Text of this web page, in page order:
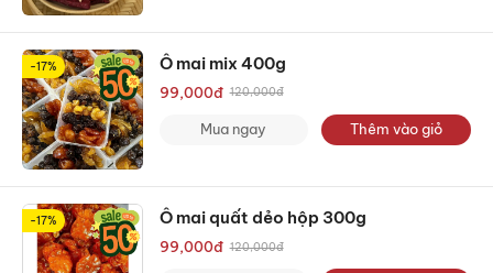
-17% Ô mai mix 400g
99,000đ 120,000đ
Mua ngay Thêm vào giỏ
-17% Ô mai quất dẻo hộp 300g
99,000đ 120,000đ